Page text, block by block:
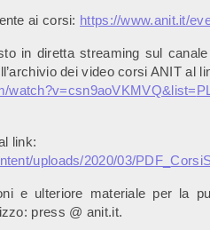
ai corsi: https://www.anit.it/
in diretta streaming sul
dei video corsi ANIT al
watch?v=csn9aoVKMVQ&list=
link:
uploads/2020/03/PDF_
e ulteriore materiale per la
press @ anit.it.